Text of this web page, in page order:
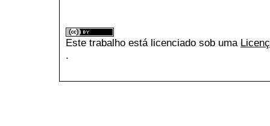
Este trabalho está licenciado sob uma
.